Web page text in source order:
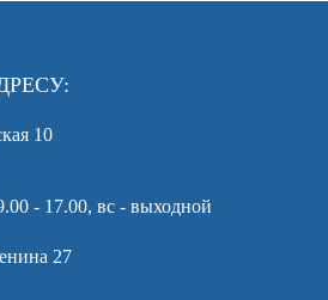
10
- 17.00, вс - выходной
27